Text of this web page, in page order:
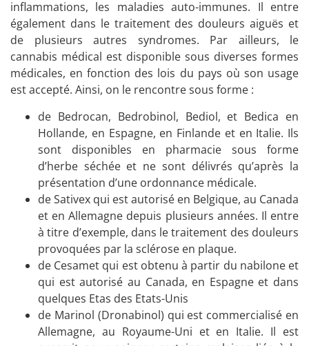
inflammations, les maladies auto-immunes. Il entre
également dans le traitement des douleurs aiguës et
de plusieurs autres syndromes. Par ailleurs, le
cannabis médical est disponible sous diverses formes
médicales, en fonction des lois du pays où son usage
est accepté. Ainsi, on le rencontre sous forme :
de Bedrocan, Bedrobinol, Bediol, et Bedica en
Hollande, en Espagne, en Finlande et en Italie. Ils
sont disponibles en pharmacie sous forme
d’herbe séchée et ne sont délivrés qu’après la
présentation d’une ordonnance médicale.
de Sativex qui est autorisé en Belgique, au Canada
et en Allemagne depuis plusieurs années. Il entre
à titre d’exemple, dans le traitement des douleurs
provoquées par la sclérose en plaque.
de Cesamet qui est obtenu à partir du nabilone et
qui est autorisé au Canada, en Espagne et dans
quelques Etas des Etats-Unis
de Marinol (Dronabinol) qui est commercialisé en
Allemagne, au Royaume-Uni et en Italie. Il est